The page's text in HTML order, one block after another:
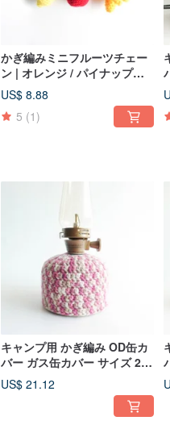
かぎ編みミニフルーツチェー
ン | オレンジ / パイナップル /
モモ / レモン / リンゴ / バナナ
US$ 8.88
5 (1)
キャンプ用 かぎ編み OD缶カ
バー ガス缶カバー サイズ 230
ミックスピンク
US$ 21.12